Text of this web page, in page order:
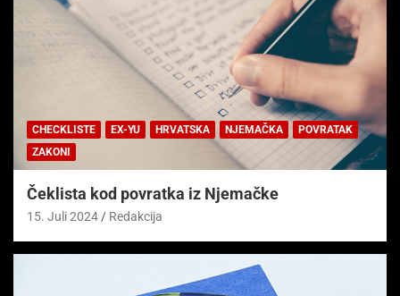
CHECKLISTE EX-YU HRVATSKA NJEMAČKA
POVRATAK
ZAKONI
Čeklista kod povratka iz Njemačke
15. Juli 2024 Redakcija